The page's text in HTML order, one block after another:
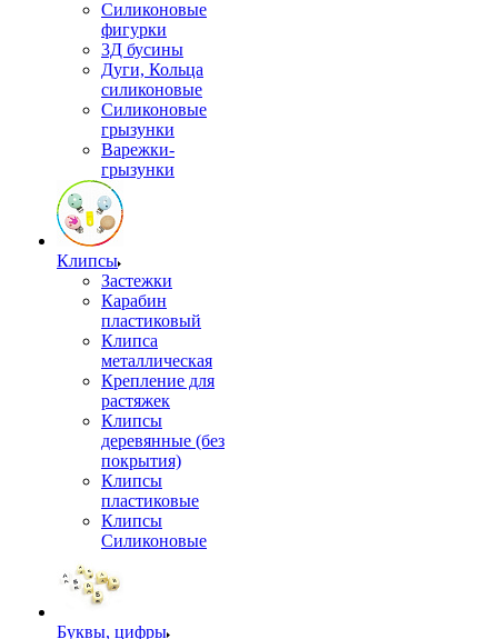
Силиконовые
фигурки
3Д бусины
Дуги, Кольца
силиконовые
Силиконовые
грызунки
Варежки-
грызунки
Клипсы
Застежки
Карабин
пластиковый
Клипса
металлическая
Крепление для
растяжек
Клипсы
деревянные (без
покрытия)
Клипсы
пластиковые
Клипсы
Силиконовые
Буквы, цифры